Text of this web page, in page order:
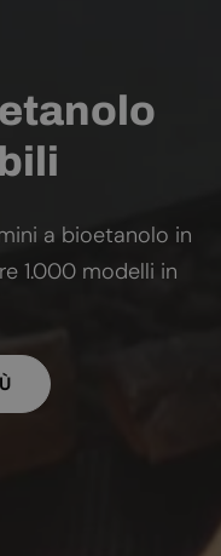
a bioetanolo in
1.000 modelli in